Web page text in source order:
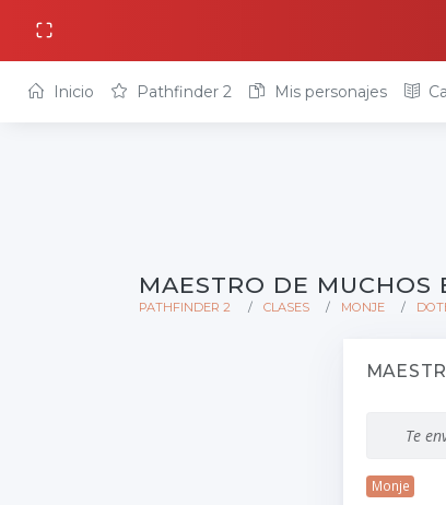
Inicio Pathfinder 2 Mis personajes
MAESTRO DE MUCHOS
PATHFINDER 2 CLASES MONJE
Te
Monje